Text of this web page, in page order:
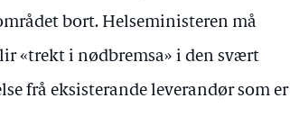
bort. Helseministeren må
«trekt i nødbremsa» i den svært
frå eksisterande leverandør som er